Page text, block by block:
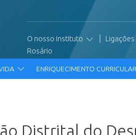
O nosso Instituto Ligações
Rosário
ENRIQUECIMENTO CURRICULAR
Distrital do